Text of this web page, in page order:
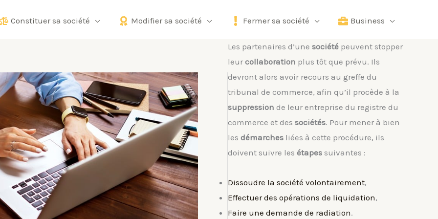
Constituer sa société Modifier sa société Fermer sa société Business
Les partenaires d’une société peuvent stopper
leur collaboration plus tôt que prévu. Ils
devront alors avoir recours au greffe du
tribunal de commerce, afin qu’il procède à la
suppression de leur entreprise du registre du
commerce et des sociétés. Pour mener à bien
les démarches liées à cette procédure, ils
doivent suivre les étapes suivantes :
Dissoudre la société volontairement,
Effectuer des opérations de liquidation,
Faire une demande de radiation.